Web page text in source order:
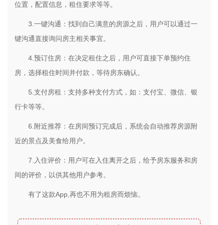
位置，配置信息，租住要求等等。
3.一键沟通：找到自己满意的房源之后，用户可以通过一
键沟通直接询问房主相关事宜。
4.预订住房：在决定租住之后，用户可直接下单预约住
房，选择租住时间并付款，等待房东确认。
5.支付房租：支持多种支付方式，如：支付宝、微信、银
行卡等等。
6.附近推荐：在房间预订完成后，系统会自动推荐房源附
近的景点及美食给用户。
7.入住评价：用户可在入住离开之后，给予房东服务和房
间的评价，以供其他用户参考。
有了这款App,再也不用为租房而烦恼。